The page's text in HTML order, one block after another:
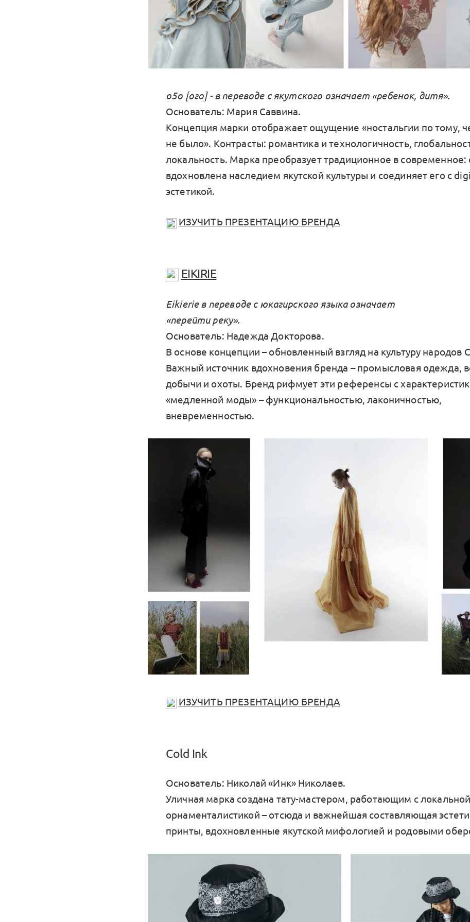
о5о [ого] - в переводе с якутского означает «ребенок, дитя».
Основатель: Мария Саввина.
Концепция марки отображает ощущение «ностальгии по тому,
не было». Контрасты: романтика и технологичность,
локальность. Марка преобразует традиционное в современное:
вдохновлена наследием якутской культуры и соединяет его с
эстетикой.
ИЗУЧИТЬ ПРЕЗЕНТАЦИЮ БРЕНДА
EIKIRIE
Eikierie в переводе с юкагирского языка означает
«перейти реку».
Основатель: Надежда Докторова.
В основе концепции – обновленный взгляд на культуру народов
Важный источник вдохновения бренда – промысловая одежда,
добычи и охоты. Бренд рифмует эти референсы с
«медленной моды» – функциональностью, лаконичностью,
вневременностью.
ИЗУЧИТЬ ПРЕЗЕНТАЦИЮ БРЕНДА
Cold Ink
Основатель: Николай «Инк» Николаев.
Уличная марка создана тату-мастером, работающим с локальной
орнаменталистикой – отсюда и важнейшая составляющая
принты, вдохновленные якутской мифологией и родовыми